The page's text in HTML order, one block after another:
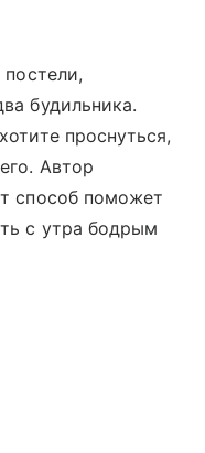
будильника.
проснуться,
Автор
способ поможет
с утра бодрым